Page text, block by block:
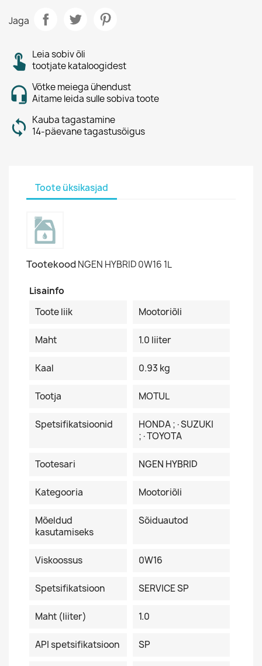
Jaga
Leia sobiv õli
tootjate kataloogidest
Võtke meiega ühendust
Aitame leida sulle sobiva toote
Kauba tagastamine
14-päevane tagastusõigus
Toote üksikasjad
Tootekood NGEN HYBRID 0W16 1L
Lisainfo
Toote liik
Mootoriõli
Maht 1.0 liiter
Kaal 0.93 kg
Tootja MOTUL
Spetsifikatsioonid
HONDA ;·SUZUKI
;·TOYOTA
Tootesari NGEN HYBRID
Kategooria Mootoriõli
Mõeldud
kasutamiseks
Sõiduautod
Viskoossus 0W16
Spetsifikatsioon SERVICE SP
Maht (liiter) 1.0
API spetsifikatsioon SP